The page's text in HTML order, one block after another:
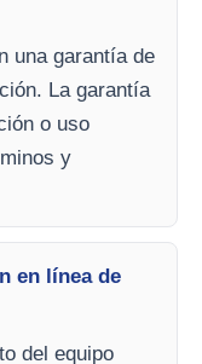
una garantía de
La garantía
o uso
y
en línea de
del equipo